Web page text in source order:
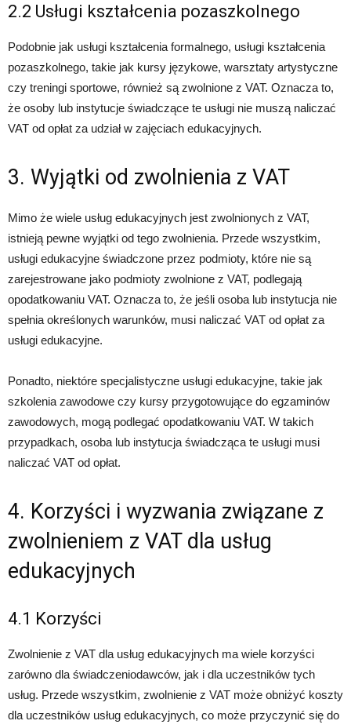
2.2 Usługi kształcenia pozaszkolnego
Podobnie jak usługi kształcenia formalnego, usługi kształcenia
pozaszkolnego, takie jak kursy językowe, warsztaty artystyczne
czy treningi sportowe, również są zwolnione z VAT. Oznacza to,
że osoby lub instytucje świadczące te usługi nie muszą naliczać
VAT od opłat za udział w zajęciach edukacyjnych.
3. Wyjątki od zwolnienia z VAT
Mimo że wiele usług edukacyjnych jest zwolnionych z VAT,
istnieją pewne wyjątki od tego zwolnienia. Przede wszystkim,
usługi edukacyjne świadczone przez podmioty, które nie są
zarejestrowane jako podmioty zwolnione z VAT, podlegają
opodatkowaniu VAT. Oznacza to, że jeśli osoba lub instytucja nie
spełnia określonych warunków, musi naliczać VAT od opłat za
usługi edukacyjne.
Ponadto, niektóre specjalistyczne usługi edukacyjne, takie jak
szkolenia zawodowe czy kursy przygotowujące do egzaminów
zawodowych, mogą podlegać opodatkowaniu VAT. W takich
przypadkach, osoba lub instytucja świadcząca te usługi musi
naliczać VAT od opłat.
4. Korzyści i wyzwania związane z
zwolnieniem z VAT dla usług
edukacyjnych
4.1 Korzyści
Zwolnienie z VAT dla usług edukacyjnych ma wiele korzyści
zarówno dla świadczeniodawców, jak i dla uczestników tych
usług. Przede wszystkim, zwolnienie z VAT może obniżyć koszty
dla uczestników usług edukacyjnych, co może przyczynić się do